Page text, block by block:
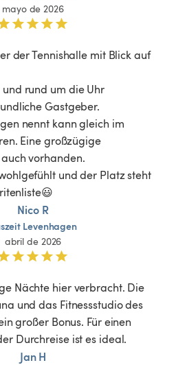
mayo de 2026
der Tennishalle mit Blick auf
rund um die Uhr
Gastgeber.
nennt kann gleich im
Eine großzügige
vorhanden.
und der Platz steht
Nico R
Levenhagen
abril de 2026
Nächte hier verbracht. Die
und das Fitnessstudio des
großer Bonus. Für einen
Durchreise ist es ideal.
Jan H